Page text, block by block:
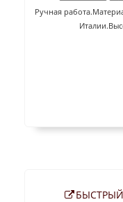
Ручная